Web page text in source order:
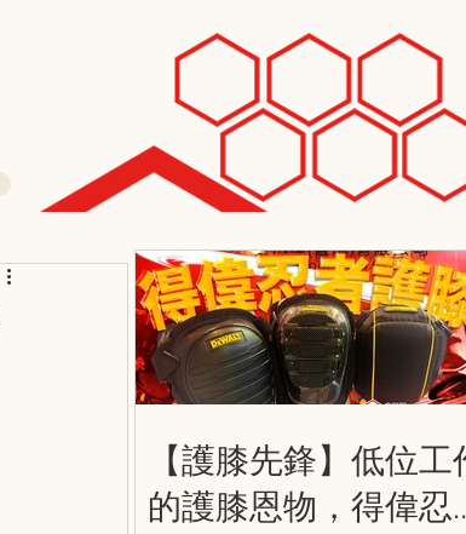
【護膝先鋒】低位工
的護膝恩物，得偉忍